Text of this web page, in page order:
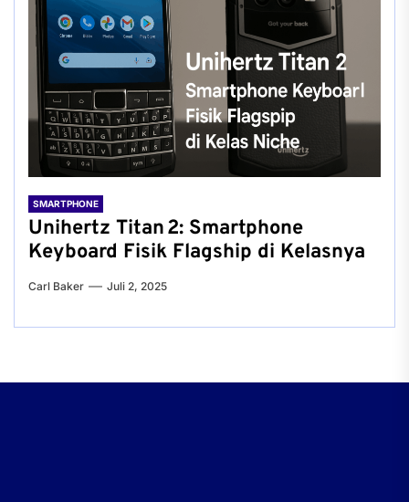
SMARTPHONE
Unihertz Titan 2: Smartphone
Keyboard Fisik Flagship di Kelasnya
Carl Baker Juli 2, 2025